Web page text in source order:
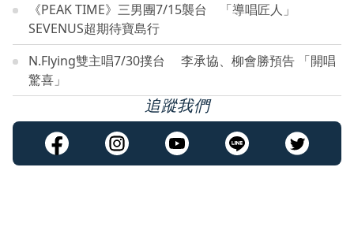
《PEAK TIME》三男團7/15襲台 「導唱匠人」
SEVENUS超期待寶島行
N.Flying雙主唱7/30撲台 李承協、柳會勝預告 「開唱
驚喜」
追蹤我們